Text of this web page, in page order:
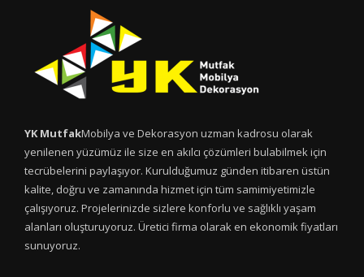
YK MutfakMobilya ve Dekorasyon uzman kadrosu olarak
yenilenen yüzümüz ile size en akılcı çözümleri bulabilmek için
tecrübelerini paylaşıyor. Kurulduğumuz günden itibaren üstün
kalite, doğru ve zamanında hizmet için tüm samimiyetimizle
çalışıyoruz. Projelerinizde sizlere konforlu ve sağlıklı yaşam
alanları oluşturuyoruz. Üretici firma olarak en ekonomik fiyatları
sunuyoruz.